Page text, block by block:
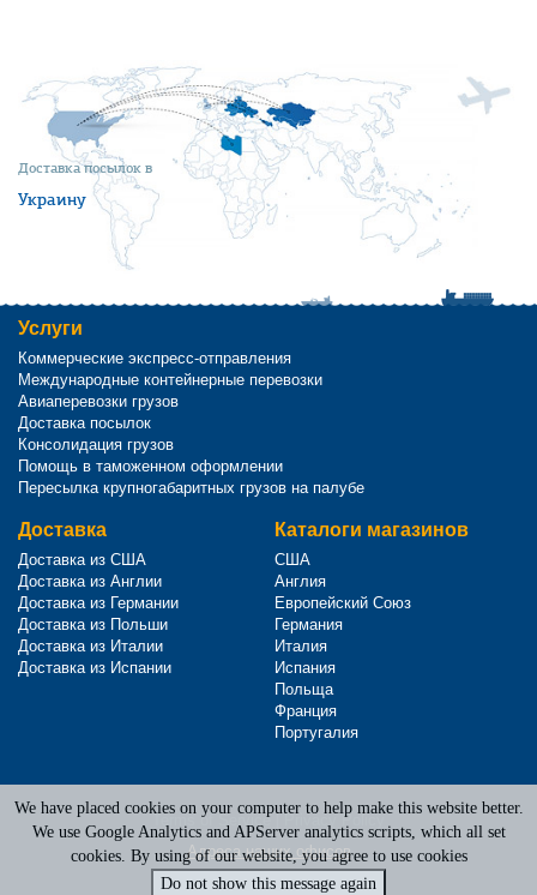
Доставка посылок в
Украину
Услуги
Коммерческие экспресс-отправления
Международные контейнерные перевозки
Авиаперевозки грузов
Доставка посылок
Консолидация грузов
Помощь в таможенном оформлении
Пересылка крупногабаритных грузов на палубе
Доставка
Доставка из США
Доставка из Англии
Доставка из Германии
Доставка из Польши
Доставка из Италии
Доставка из Испании
Каталоги магазинов
США
Англия
Европейский Союз
Германия
Италия
Испания
Польща
Франция
Португалия
Terms of Service
Privacy Policy
Адреса наших офисов
We have placed cookies on your computer to help make this website better.
We use Google Analytics and APServer analytics scripts, which all set
cookies. By using of our website, you agree to use cookies
Do not show this message again